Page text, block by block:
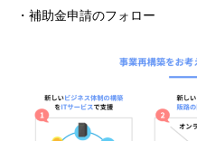
・補助金申請のフォロー